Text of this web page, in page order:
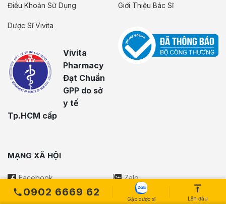
0902 6669 62
Gặp dược sĩ Lên đầu
Điều Khoản Sử Dụng
Dược Sĩ Vivita
Vivita
Pharmacy
Đạt Chuẩn
GPP do sở
y tế
Tp.HCM cấp
Giới Thiệu Bác Sĩ
MẠNG XÃ HỘI
Facebook Zalo
YouTube Tiktok